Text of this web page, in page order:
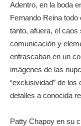
Adentro, en la boda
Fernando Reina
tanto, afuera, el
comunicación y
enfrascaban en un
imágenes de las
“exclusividad” de
detalles a conocida
Patty Chapoy en su